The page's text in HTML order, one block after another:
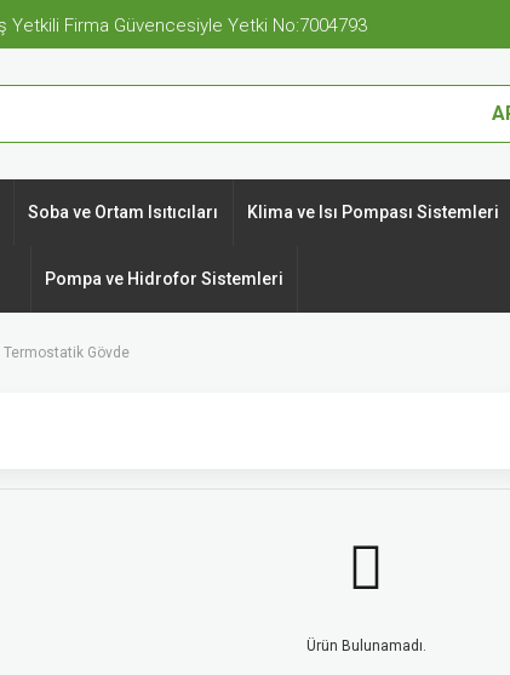
Yetkili Firma Güvencesiyle Yetki No:7004793
Soba ve Ortam Isıtıcıları Klima ve Isı Pompası Sistemleri
Pompa ve Hidrofor Sistemleri
Termostatik Gövde
Ürün Bulunamadı.